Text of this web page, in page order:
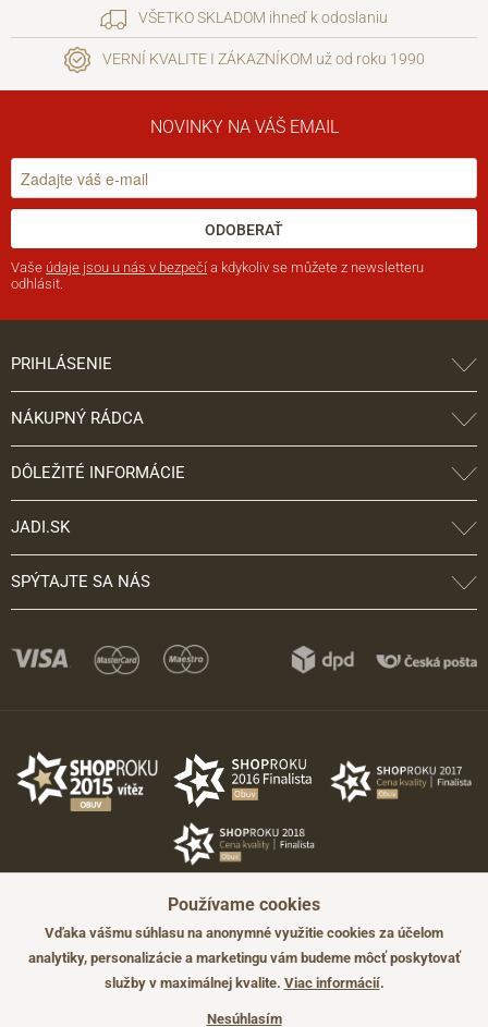
VŠETKO SKLADOM ihneď k odoslaniu
VERNÍ KVALITE I ZÁKAZNÍKOM už od roku 1990
NOVINKY NA VÁŠ EMAIL
ODOBERAŤ
Vaše údaje jsou u nás v bezpečí a kdykoliv se můžete z newsletteru
odhlásit.
PRIHLÁSENIE
NÁKUPNÝ RÁDCA
DÔLEŽITÉ INFORMÁCIE
JADI.SK
SPÝTAJTE SA NÁS
Údaje majú len informatívny charakter a môžu byť zmenené bez
Používame cookies
Vďaka vášmu súhlasu na anonymné využitie cookies za účelom
analytiky, personalizácie a marketingu vám budeme môcť poskytovať
služby v maximálnej kvalite. Viac informácií.
Nesúhlasím